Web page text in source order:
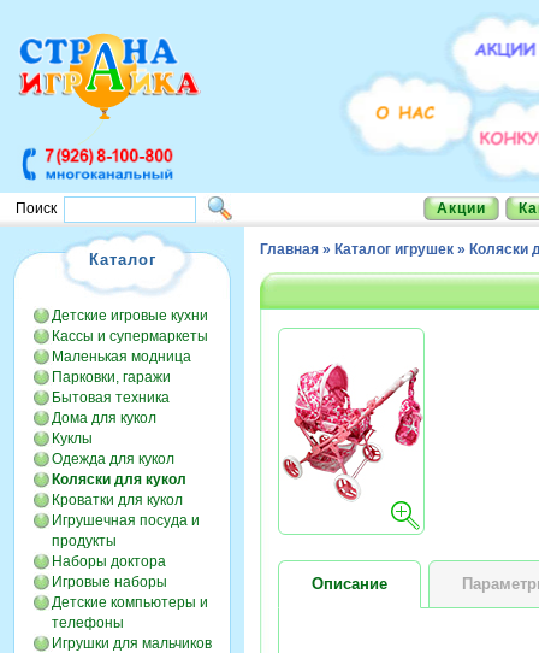
Поиск Акции
Каталог
Детские игровые кухни
Кассы и супермаркеты
Маленькая модница
Парковки, гаражи
Бытовая техника
Дома для кукол
Куклы
Одежда для кукол
Коляски для кукол
Кроватки для кукол
Игрушечная посуда и
продукты
Наборы доктора
Игровые наборы
Детские компьютеры и
телефоны
Игрушки для мальчиков
Главная » Каталог игрушек » Коляски
Описание